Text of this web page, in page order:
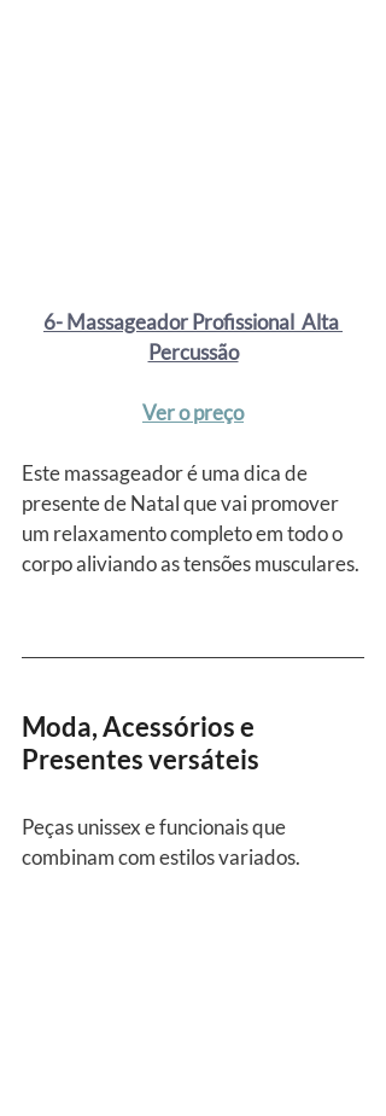
6- Massageador Profissional  Alta
Percussão
Ver o preço
Este massageador é uma dica de
presente de Natal que vai promover
um relaxamento completo em todo o
corpo aliviando as tensões musculares.
Moda, Acessórios e
Presentes versáteis
Peças unissex e funcionais que
combinam com estilos variados.